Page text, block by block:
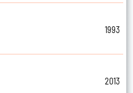
1993
2013